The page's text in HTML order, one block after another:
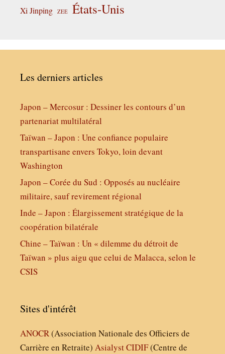
Xi Jinping ZEE États-Unis
Les derniers articles
Japon – Mercosur : Dessiner les contours d’un
partenariat multilatéral
Taïwan – Japon : Une confiance populaire
transpartisane envers Tokyo, loin devant
Washington
Japon – Corée du Sud : Opposés au nucléaire
militaire, sauf revirement régional
Inde – Japon : Élargissement stratégique de la
coopération bilatérale
Chine – Taïwan : Un « dilemme du détroit de
Taïwan » plus aigu que celui de Malacca, selon le
CSIS
Sites d'intérêt
ANOCR(Association Nationale des Officiers de
Carrière en Retraite) AsialystCIDIF(Centre de